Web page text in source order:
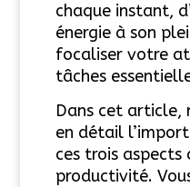
chaque instant,
énergie à son
focaliser votre
tâches
Dans cet article,
en détail
ces trois aspects
productivité.